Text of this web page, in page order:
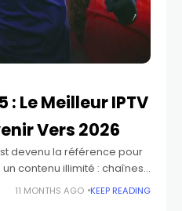
Le Meilleur IPTV
Vers 2026
devenu la référence pour
contenu illimité : chaînes
documentaires et surtout
direct.
11 MONTHS AGO KEEP READING